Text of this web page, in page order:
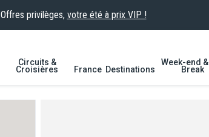
Offres privilèges, votre été à prix VIP !
Circuits &
Croisières France Destinations
Week-end
Break